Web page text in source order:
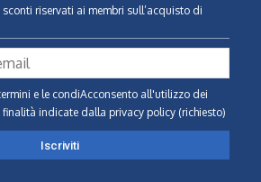
riservati ai membri sull’acquisto di
e le condiAcconsento all'utilizzo dei
finalità indicate dalla privacy policy (richiesto)